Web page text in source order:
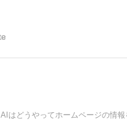
AIはどうやってホームページの情